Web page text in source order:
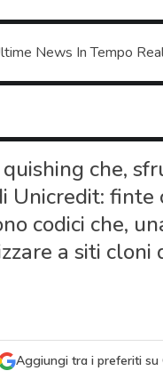
News In Tempo
che,
Unicredit:
codici che,
a siti cloni
Aggiungi tra i preferiti su